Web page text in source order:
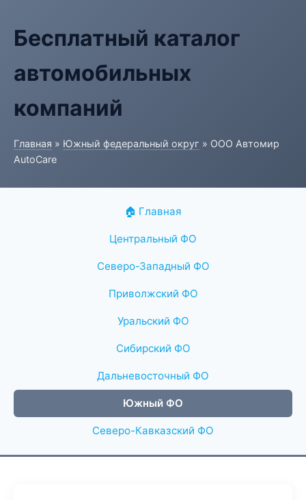
Бесплатный каталог
автомобильных
компаний
Главная » Южный федеральный округ » ООО Автомир
AutoCare
🏠 Главная
Центральный ФО
Северо-Западный ФО
Приволжский ФО
Уральский ФО
Сибирский ФО
Дальневосточный ФО
Южный ФО
Северо-Кавказский ФО